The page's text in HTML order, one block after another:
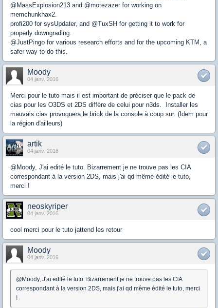
@MassExplosion213 and @motezazer for working on
memchunkhax2.
profi200 for sysUpdater, and @TuxSH for getting it to work for
properly downgrading.
@JustPingo for various research efforts and for the upcoming KTM, a
safer way to do this.
Moody
04 janv. 2016
Merci pour le tuto mais il est important de préciser que le pack de
cias pour les O3DS et 2DS diffère de celui pour n3ds. Installer les
mauvais cias provoquera le brick de la console à coup sur. (Idem pour
la région d'ailleurs)
artik
04 janv. 2016
@Moody, J'ai edité le tuto. Bizarrement je ne trouve pas les CIA
correspondant à la version 2DS, mais j'ai qd même édité le tuto,
merci !
neoskyriper
04 janv. 2016
cool merci pour le tuto jattend les retour
Moody
04 janv. 2016
@Moody, J'ai edité le tuto. Bizarrement je ne trouve pas les CIA
correspondant à la version 2DS, mais j'ai qd même édité le tuto, merci
!